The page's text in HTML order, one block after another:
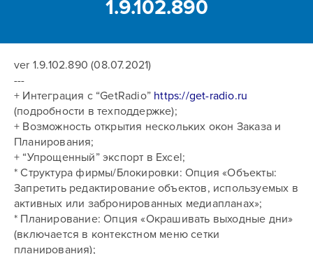
1.9.102.890
ver 1.9.102.890 (08.07.2021)
---
+ Интеграция с “GetRadio” https://get-radio.ru
(подробности в техподдержке);
+ Возможность открытия нескольких окон Заказа и
Планирования;
+ “Упрощенный” экспорт в Excel;
* Структура фирмы/Блокировки: Опция «Объекты:
Запретить редактирование объектов, используемых в
активных или забронированных медиапланах»;
* Планирование: Опция «Окрашивать выходные дни»
(включается в контекстном меню сетки
планирования);